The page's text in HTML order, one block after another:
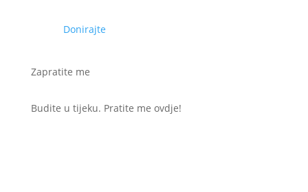
Donirajte
Zapratite me
Budite u tijeku. Pratite me ovdje!